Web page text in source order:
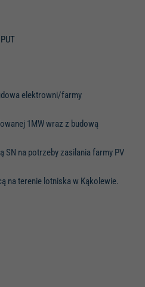
elektrowni/farmy
1MW wraz z budową
SN na potrzeby zasilania farmy PV
na terenie lotniska w Kąkolewie.